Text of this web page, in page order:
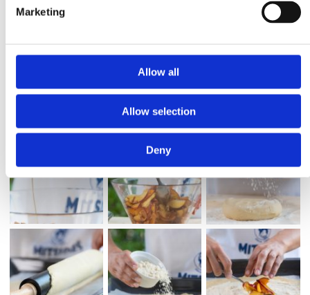
Marketing
Allow all
Allow selection
Deny
Ψήστε για 50-55 λεπτά μέχρι να ροδίσει η ζύμη. Μεταφέρετε την